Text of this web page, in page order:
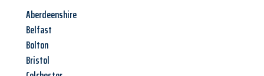
Aberdeenshire
Belfast
Bolton
Bristol